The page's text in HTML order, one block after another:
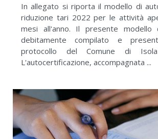
In allegato si riporta il modello di
riduzione tari 2022 per le attività
mesi all'anno. Il presente modello
debitamente compilato e
protocollo del Comune di
L'autocertificazione, accompagnata ...